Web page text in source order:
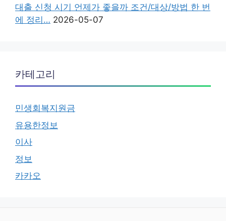
대출 신청 시기 언제가 좋을까 조건/대상/방법 한 번
에 정리… 2026-05-07
카테고리
민생회복지원금
유용한정보
이사
정보
카카오